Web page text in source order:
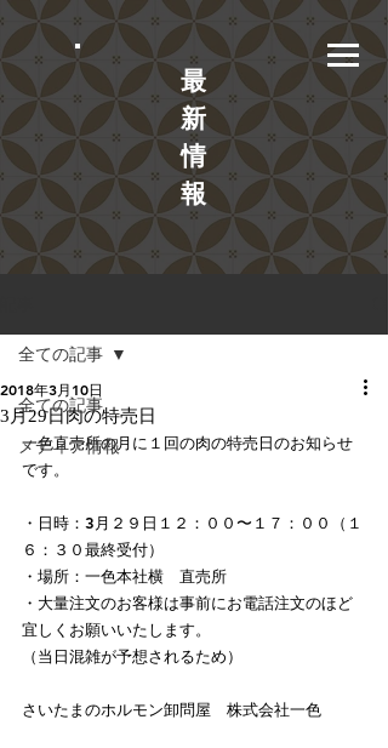
​最
新
情
報
全ての記事
メディア情報
全ての記事
3月29日肉の特売日
2018年3月10日
一色直売所の月に１回の肉の特売日のお知らせ
です。
・日時：3月２９日１２：００〜１７：００（１
６：３０最終受付）
・場所：一色本社横　直売所
・大量注文のお客様は事前にお電話注文のほど
宜しくお願いいたします。
（当日混雑が予想されるため）
さいたまのホルモン卸問屋　株式会社一色